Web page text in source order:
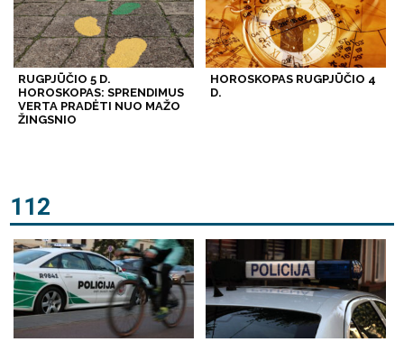
RUGPJŪČIO 5 D.
HOROSKOPAS: SPRENDIMUS
VERTA PRADĖTI NUO MAŽO
ŽINGSNIO
HOROSKOPAS RUGPJŪČIO 4
D.
112